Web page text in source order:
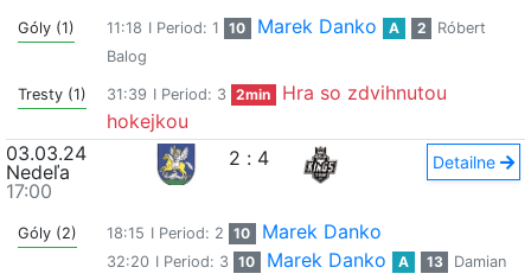
Góly (1) 11:18 I Period: 1 10 Marek Danko A 2
Róbert
Balog
Tresty (1) 31:39 I Period: 3 2min
Hra so zdvihnutou
hokejkou
03.03.24
Nedeľa
17:00
2 : 4 Detailne
Góly (2) 18:15 I Period: 2 10 Marek Danko
32:20 I Period: 3 10 Marek Danko A 13
Damian